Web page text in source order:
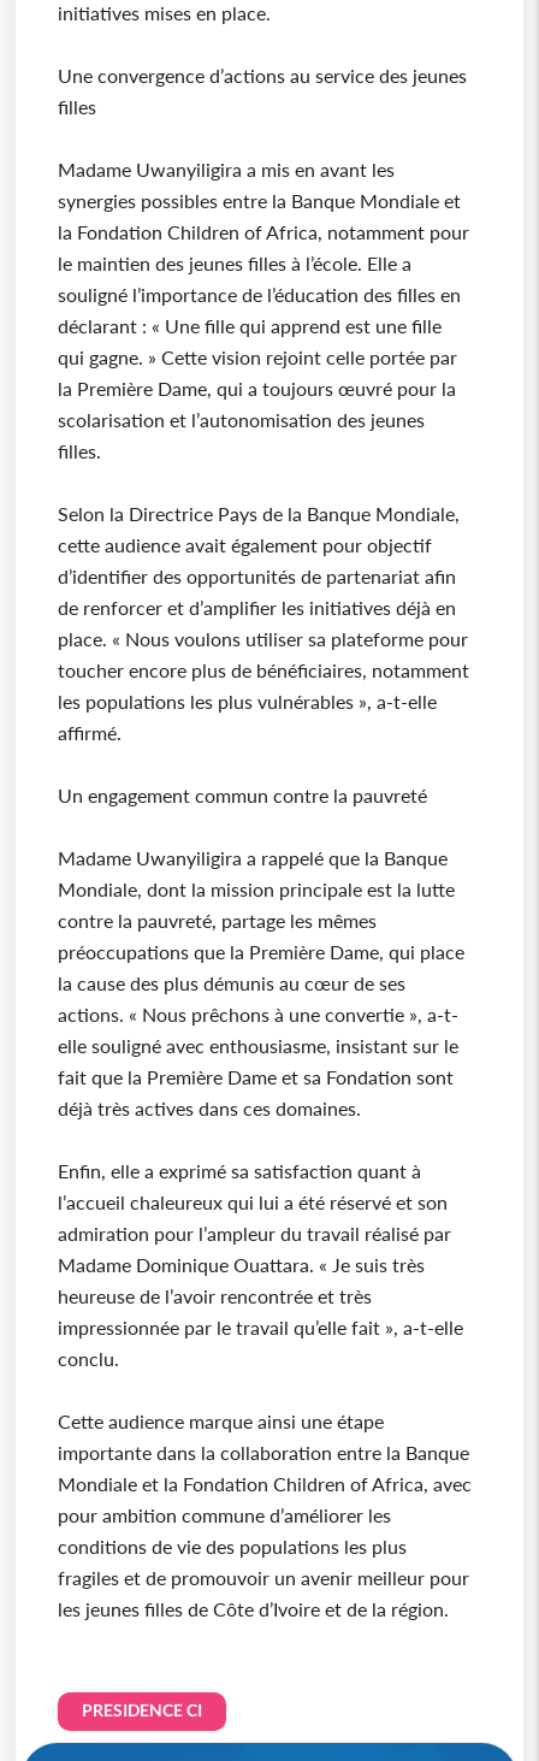
initiatives mises en place.
Une convergence d’actions au service des jeunes
filles
Madame Uwanyiligira a mis en avant les
synergies possibles entre la Banque Mondiale et
la Fondation Children of Africa, notamment pour
le maintien des jeunes filles à l’école. Elle a
souligné l’importance de l’éducation des filles en
déclarant : « Une fille qui apprend est une fille
qui gagne. » Cette vision rejoint celle portée par
la Première Dame, qui a toujours œuvré pour la
scolarisation et l’autonomisation des jeunes
filles.
Selon la Directrice Pays de la Banque Mondiale,
cette audience avait également pour objectif
d’identifier des opportunités de partenariat afin
de renforcer et d’amplifier les initiatives déjà en
place. « Nous voulons utiliser sa plateforme pour
toucher encore plus de bénéficiaires, notamment
les populations les plus vulnérables », a-t-elle
affirmé.
Un engagement commun contre la pauvreté
Madame Uwanyiligira a rappelé que la Banque
Mondiale, dont la mission principale est la lutte
contre la pauvreté, partage les mêmes
préoccupations que la Première Dame, qui place
la cause des plus démunis au cœur de ses
actions. « Nous prêchons à une convertie », a-t-
elle souligné avec enthousiasme, insistant sur le
fait que la Première Dame et sa Fondation sont
déjà très actives dans ces domaines.
Enfin, elle a exprimé sa satisfaction quant à
l’accueil chaleureux qui lui a été réservé et son
admiration pour l’ampleur du travail réalisé par
Madame Dominique Ouattara. « Je suis très
heureuse de l’avoir rencontrée et très
impressionnée par le travail qu’elle fait », a-t-elle
conclu.
Cette audience marque ainsi une étape
importante dans la collaboration entre la Banque
Mondiale et la Fondation Children of Africa, avec
pour ambition commune d’améliorer les
conditions de vie des populations les plus
fragiles et de promouvoir un avenir meilleur pour
les jeunes filles de Côte d’Ivoire et de la région.
PRESIDENCE CI